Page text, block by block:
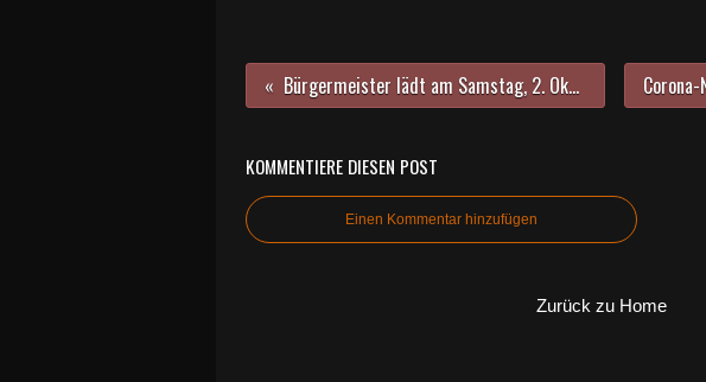
Bürgermeister lädt am Samstag, 2. Oktober zum gemeindlichen Informationsgang zu den Baustellen im Nordosten der Gemeinde ein
KOMMENTIERE DIESEN POST
Einen Kommentar hinzufügen
Zurück zu Home